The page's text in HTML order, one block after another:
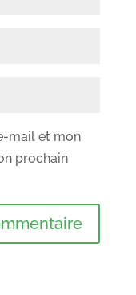
mail et mon
prochain